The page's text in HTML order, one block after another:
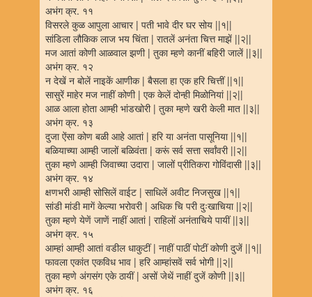
अभंग क्र. ११
विसरले कुळ आपुला आचार | पती भावे दीर घर सोय ||१||
सांडिला लौकिक लाज भय चिंता | रातलें अनंता चित्त माझें ||२||
मज आतां कोणी आळवाल झणी | तुका म्हणे कानीं बहिरी जालें ||३||
अभंग क्र. १२
न देखें न बोलें नाइकें आणीक | बैसला हा एक हरि चित्तीं ||१||
सासुरें माहेर मज नाहीं कोणी | एक केलें दोन्ही मिळोनियां ||२||
आळ आला होता आम्ही भांडखोरी | तुका म्हणे खरी केली मात ||३||
अभंग क्र. १३
दुजा ऐंसा कोण बळी आहे आतां | हरि या अनंता पासूनिया ||१||
बळियाच्या आम्ही जालों बळिवंता | करूं सर्व सत्ता सर्वांवरी ||२||
तुका म्हणे आम्ही जिवाच्या उदारा | जालों प्रीतिकरा गोविंदासी ||३||
अभंग क्र. १४
क्षणभरी आम्ही सोसिलें वाईट | साधिलें अवीट निजसुख ||१||
सांडी मांडी मागें केल्या भरोवरी | अधिक चि परी दुःखाचिया ||२||
तुका म्हणे येणें जाणें नाहीं आतां | राहिलों अनंताचिये पायीं ||३||
अभंग क्र. १५
आम्हां आम्ही आतां वडील धाकुटीं | नाहीं पाठीं पोटीं कोणी दुजें ||१||
फावला एकांत एकविध भाव | हरि आम्हांसवें सर्व भोगी ||२||
तुका म्हणे अंगसंग एके ठायीं | असों जेथें नाहीं दुजें कोणी ||३||
अभंग क्र. १६